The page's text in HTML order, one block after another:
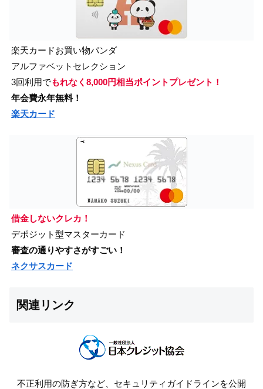
楽天カードお買い物パンダ
アルファベットセレクション
3回利用でもれなく8,000円相当ポイントプレゼント！
年会費永年無料！
楽天カード
借金しないクレカ！
デポジット型マスターカード
審査の通りやすさがすごい！
ネクサスカード
関連リンク
不正利用の防ぎ方など、セキュリティガイドラインを公開